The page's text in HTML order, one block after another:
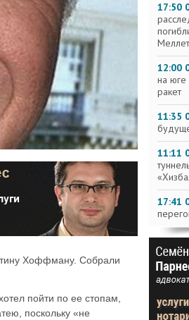
Хоффману. Собрали
пойти по ее стопам,
поскольку «не
17:50
Меллет
12:00
на юге
ракет
11:35
11:11
17:41